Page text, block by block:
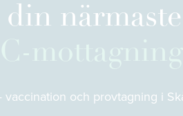
närmaste
och provtagning i